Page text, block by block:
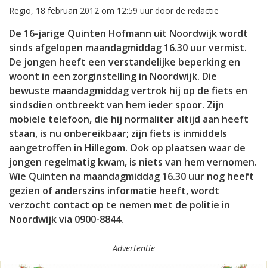
Regio, 18 februari 2012 om 12:59 uur door de redactie
De 16-jarige Quinten Hofmann uit Noordwijk wordt
sinds afgelopen maandagmiddag 16.30 uur vermist.
De jongen heeft een verstandelijke beperking en
woont in een zorginstelling in Noordwijk. Die
bewuste maandagmiddag vertrok hij op de fiets en
sindsdien ontbreekt van hem ieder spoor. Zijn
mobiele telefoon, die hij normaliter altijd aan heeft
staan, is nu onbereikbaar; zijn fiets is inmiddels
aangetroffen in Hillegom. Ook op plaatsen waar de
jongen regelmatig kwam, is niets van hem vernomen.
Wie Quinten na maandagmiddag 16.30 uur nog heeft
gezien of anderszins informatie heeft, wordt
verzocht contact op te nemen met de politie in
Noordwijk via 0900-8844.
Advertentie